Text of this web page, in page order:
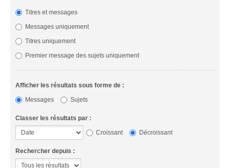
Titres et messages
Messages uniquement
Titres uniquement
Premier message des sujets uniquement
Afficher les résultats sous forme de :
Messages
Sujets
Classer les résultats par :
Croissant
Décroissant
Rechercher depuis :